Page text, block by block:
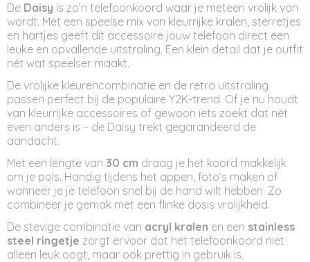
De Daisy is zo’n telefoonkoord waar je meteen vrolijk van
wordt. Met een speelse mix van kleurrijke kralen, sterretjes
en hartjes geeft dit accessoire jouw telefoon direct een
leuke en opvallende uitstraling. Een klein detail dat je outfit
nét wat speelser maakt.
De vrolijke kleurencombinatie en de retro uitstraling
passen perfect bij de populaire Y2K-trend. Of je nu houdt
van kleurrijke accessoires of gewoon iets zoekt dat nét
even anders is – de Daisy trekt gegarandeerd de
aandacht.
Met een lengte van 30 cm draag je het koord makkelijk
om je pols. Handig tijdens het appen, foto’s maken of
wanneer je je telefoon snel bij de hand wilt hebben. Zo
combineer je gemak met een flinke dosis vrolijkheid.
De stevige combinatie van acryl kralen en een stainless
steel ringetje zorgt ervoor dat het telefoonkoord niet
alleen leuk oogt, maar ook prettig in gebruik is.